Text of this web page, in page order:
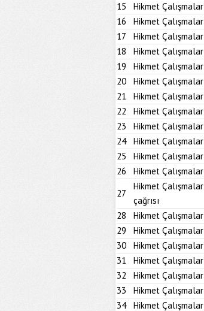
15
Hikmet
16
Hikmet
17
Hikmet
18
Hikmet
19
Hikmet
20
Hikmet
21
Hikmet
22
Hikmet
23
Hikmet
24
Hikmet
25
Hikmet
26
Hikmet
27
Hikmet
çağrısı
28
Hikmet
29
Hikmet
30
Hikmet
31
Hikmet
32
Hikmet
33
Hikmet
34
Hikmet